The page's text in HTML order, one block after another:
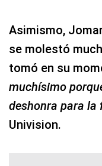
Asimismo,
se molestó
tomó en su
muchísimo
deshonra para la
Univision.